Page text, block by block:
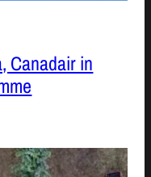
Canadair in